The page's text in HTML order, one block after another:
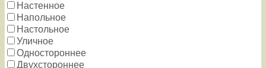
Настенное
Напольное
Настольное
Уличное
Одностороннее
Двухстороннее